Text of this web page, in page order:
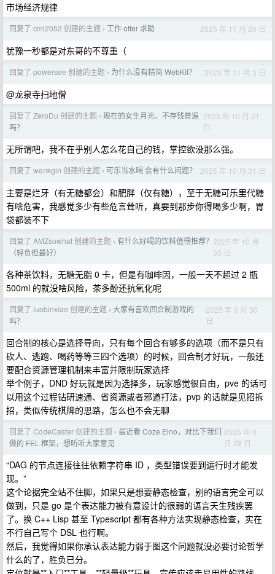
市场经济规律
回复了 cml2052 创建的主题 › 工作 offer 求助 2025 年 11 月 20 日
犹豫一秒都是对东哥的不尊重（
回复了 powersee 创建的主题 › 为什么没有精简 WebKit？ 2025 年 11 月 3 日
@龙泉寺扫地僧
回复了 ZeroDu 创建的主题 › 现在的女生月光、不存钱普遍
吗？
2025 年 10 月 31
日
无所谓吧，我不在乎别人怎么花自己的钱，掌控欲没那么强。
回复了 wenkgin 创建的主题 › 可乐当水喝 会有什么问题？ 2025 年 10 月 31 日
主要是烂牙（有无糖都会）和肥胖（仅有糖），至于无糖可乐里代糖
有啥危害，我感觉多少有些危言耸听，真要到那步你得喝多少啊，胃
袋都装不下
回复了 AMZsowhat 创建的主题 › 有什么好喝的饮料值得推荐？
（轻负担最好）
2025 年 10 月
30 日
各种茶饮料，无糖无脂 0 卡，但是有咖啡因，一般一天不超过 2 瓶
500ml 的就没啥风险，茶多酚还抗氧化呢
回复了 luobinxiao 创建的主题 › 大家有喜欢回合制游戏的
吗？
2025 年 9 月 30
日
回合制的核心是选择导向，只有每个回合有够多的选项（而不是只有
砍人、逃跑、喝药等等三四个选项）的时候，回合制才好玩，一般还
要配合资源管理机制来丰富并限制玩家选择
举个例子，DND 好玩就是因为选择多，玩家感觉很自由，pve 的话可
以用这个过程钻研速通、省资源或者邪道打法，pvp 的话就是见招拆
招，类似传统棋牌的思路，怎么也不会无聊
回复了 CodeCaster 创建的主题 › 最近看 Coze Eino，对比下我们
做的 FEL 框架，想听听大家意见
2025 年 9
月 28 日
“DAG 的节点连接往往依赖字符串 ID ，类型错误要到运行时才能发
现。”
这个论据完全站不住脚，如果只是想要静态检查，别的语言完全可以
做到，只是 go 是个表达能力被有意设计的很弱的语言天生残疾罢
了。换 C++ Lisp 甚至 Typescript 都有各种方法实现静态检查，实在
不行自己写个 DSL 也行啊。
然后，我觉得如果你承认表达能力弱于图这个问题就没必要讨论哲学
什么的了，胜负已分。